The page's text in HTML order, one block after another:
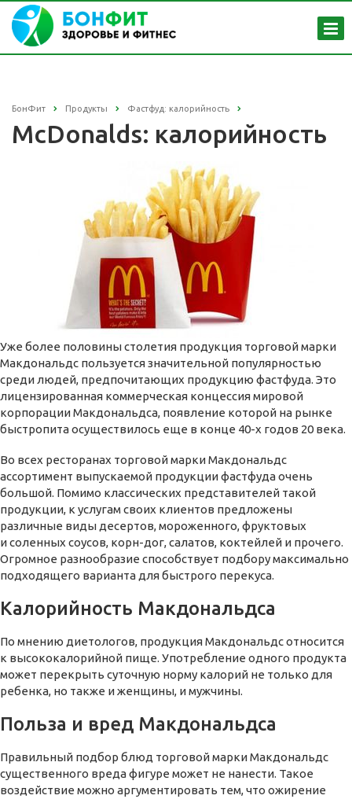
БонФит Продукты Фастфуд: калорийность
McDonalds: калорийность
Уже более половины столетия продукция торговой марки
Макдональдс пользуется значительной популярностью
среди людей, предпочитающих продукцию фастфуда. Это
лицензированная коммерческая концессия мировой
корпорации Макдональдса, появление которой на рынке
быстропита осуществилось еще в конце 40-х годов 20 века.
Во всех ресторанах торговой марки Макдональдс
ассортимент выпускаемой продукции фастфуда очень
большой. Помимо классических представителей такой
продукции, к услугам своих клиентов предложены
различные виды десертов, мороженного, фруктовых
и соленных соусов, корн-дог, салатов, коктейлей и прочего.
Огромное разнообразие способствует подбору максимально
подходящего варианта для быстрого перекуса.
Калорийность Макдональдса
По мнению диетологов, продукция Макдональдс относится
к высококалорийной пище. Употребление одного продукта
может перекрыть суточную норму калорий не только для
ребенка, но также и женщины, и мужчины.
Польза и вред Макдональдса
Правильный подбор блюд торговой марки Макдональдс
существенного вреда фигуре может не нанести. Такое
воздействие можно аргументировать тем, что ожирение